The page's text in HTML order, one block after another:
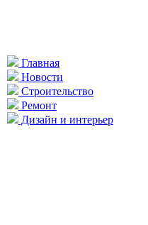
Главная
Новости
Строительство
Ремонт
Дизайн и интерьер